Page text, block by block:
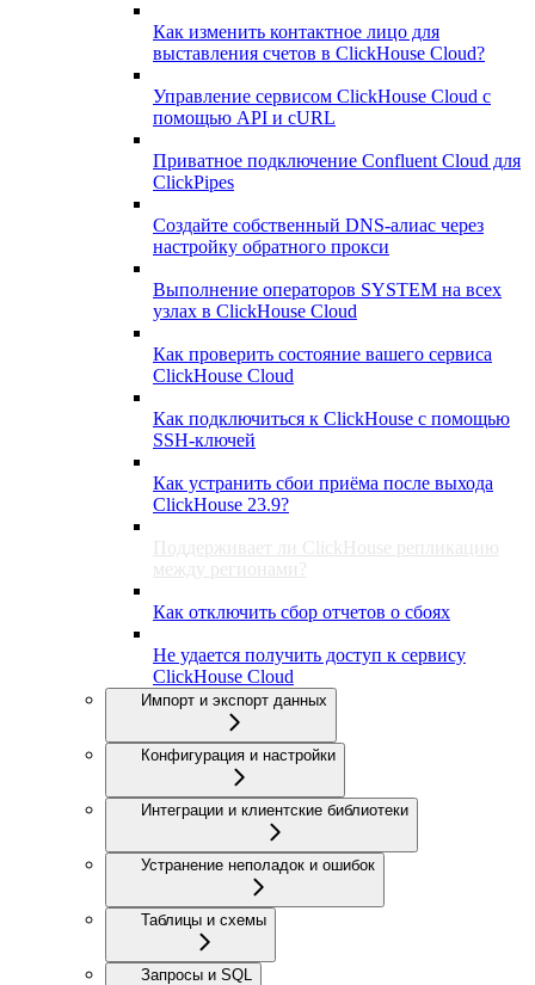
Как изменить контактное лицо для
выставления счетов в ClickHouse Cloud?
Управление сервисом ClickHouse Cloud с
помощью API и cURL
Приватное подключение Confluent Cloud для
ClickPipes
Создайте собственный DNS-алиас через
настройку обратного прокси
Выполнение операторов SYSTEM на всех
узлах в ClickHouse Cloud
Как проверить состояние вашего сервиса
ClickHouse Cloud
Как подключиться к ClickHouse с помощью
SSH-ключей
Как устранить сбои приёма после выхода
ClickHouse 23.9?
Поддерживает ли ClickHouse репликацию
между регионами?
Как отключить сбор отчетов о сбоях
Не удается получить доступ к сервису
ClickHouse Cloud
Импорт и экспорт данных
Конфигурация и настройки
Интеграции и клиентские библиотеки
Устранение неполадок и ошибок
Таблицы и схемы
Запросы и SQL